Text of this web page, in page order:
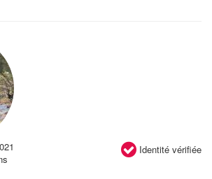
Identité vérifiée